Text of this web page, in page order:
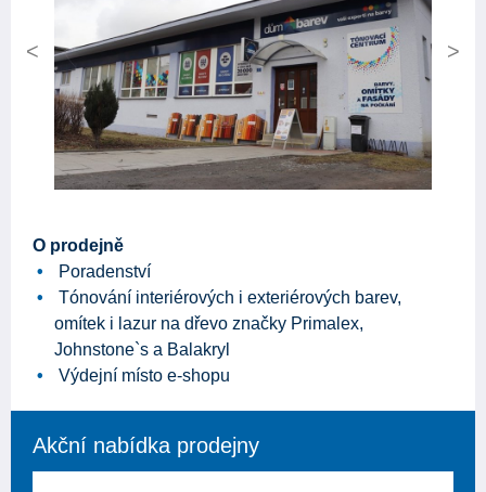
Previous
O prodejně
Poradenství
Tónování interiérových i exteriérových barev,
omítek i lazur na dřevo značky Primalex,
Johnstone`s a Balakryl
Výdejní místo e-shopu
Akční nabídka prodejny